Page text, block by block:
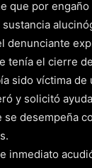
que por
denunciante
tenía el cierre
sido víctima de
y solicitó
se desempeña
inmediato